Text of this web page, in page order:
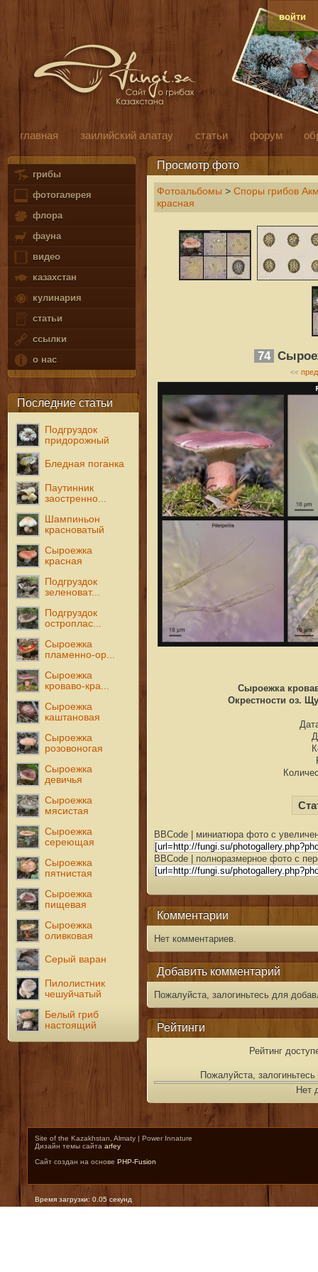
войти
главная заилийский алатау статьи форум
грибы
фотогалерея
флора
фауна
видео
казахстан
кулинария
статьи
ссылки
о нас
Последние статьи
Подгруздок
придорожный
Бледная поганка
Паутинник
заостренно...
Шампиньон
красноватый
Сыроежка
красная
Подгруздок
зеленоват...
Подгруздок
остроплас...
Сыроежка
пламенно-ор...
Сыроежка
кроваво-кра...
Сыроежка
каштановая
Сыроежка
розовоногая
Сыроежка
девичья
Сыроежка
мясистая
Сыроежка
сереющая
Сыроежка
пятнистая
Сыроежка
пищевая
Сыроежка
оливковая
Серый варан
Пилолистник
чешуйчатый
Белый гриб
настоящий
Просмотр фото
Фотоальбомы > Споры грибов
красная
74
<<
Сыроежка
Окрестности оз.
BBCode | миниатюра фото с
BBCode | полноразмерное фото с
Комментарии
Нет комментариев.
Добавить комментарий
Пожалуйста, залогиньтесь для
Рейтинги
Рейтинг
Пожалуйста,
Нет
Site of the Kazakhstan, Almaty | Power Innature
Дизайн темы сайта arfey
Сайт создан на основе PHP-Fusion
Время загрузки: 0.05 секунд